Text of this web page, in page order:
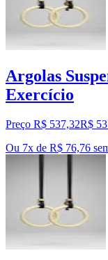
Argolas
Exercício
Preço R$ 537,32R$
Ou 7x de R$ 76,76